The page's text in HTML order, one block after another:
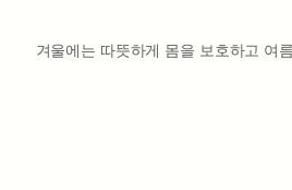
겨울에는 따뜻하게 몸을 보호하고 여